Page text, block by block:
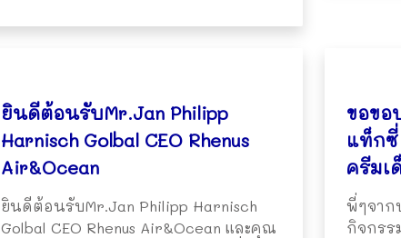
ยินดีต้อนรับMr.Jan Philipp
Harnisch Golbal CEO Rhenus
Air&Ocean
ยินดีต้อนรับMr.Jan Philipp Harnisch
Golbal CEO Rhenus Air&Ocean และคุณ
ขอข
แท็กซี่
ครีมเ
พี่ๆจา
กิจกรร